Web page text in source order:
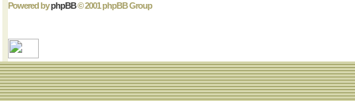
Powered byphpBB© 2001 phpBB Group